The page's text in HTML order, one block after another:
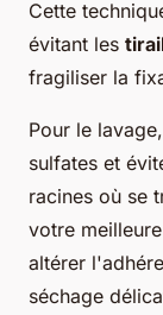
Cette
évitant les
fragiliser la
Pour le
sulfates et
racines où se
votre
altérer
séchage